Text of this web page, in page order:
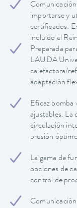
importarse y
certificados:
incluido el
Preparada
LAUDA
calefactora/
adaptación
Eficaz bomba
ajustables. La
circulación
presión
La gama de
opciones de
control de